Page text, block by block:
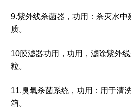
9.紫外线杀菌器，功用：杀灭水中
质。
10膜滤器功用，功用，滤除紫外
粒。
11.臭氧杀菌系统，功用：用于清
箱。